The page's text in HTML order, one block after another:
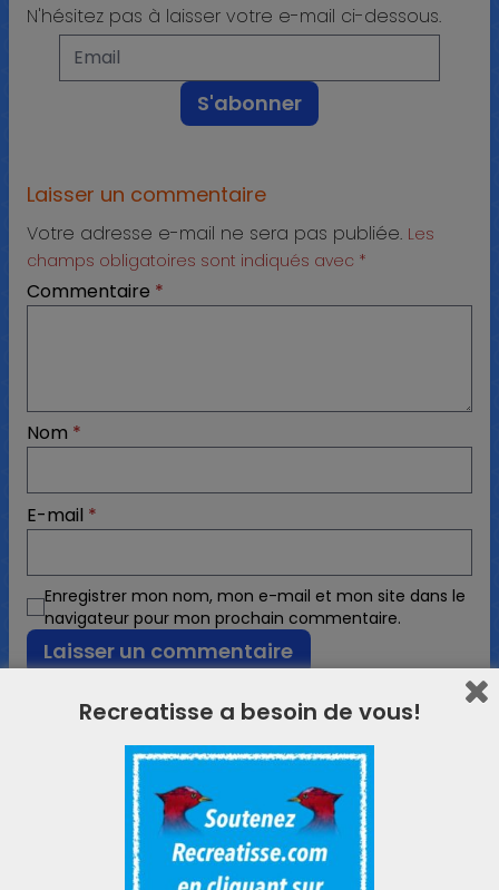
N'hésitez pas à laisser votre e-mail ci-dessous.
Laisser un commentaire
Votre adresse e-mail ne sera pas publiée. Les
champs obligatoires sont indiqués avec *
Commentaire *
Nom *
E-mail *
Enregistrer mon nom, mon e-mail et mon site dans le
navigateur pour mon prochain commentaire.
6 commentaires
Sandrine Meunierdit :
14 janvier 2026 à 21 h 45 min
Merci beaucoup pour ce partage!
Recreatisse a besoin de vous!